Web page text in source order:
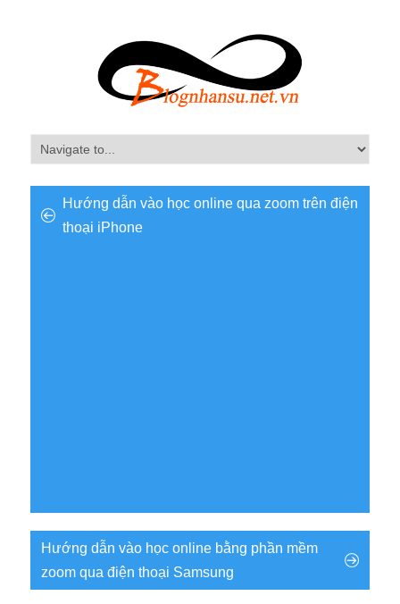
Hướng dẫn vào học online qua zoom trên điện
thoại iPhone
Hướng dẫn vào học online bằng phần mềm
zoom qua điện thoại Samsung